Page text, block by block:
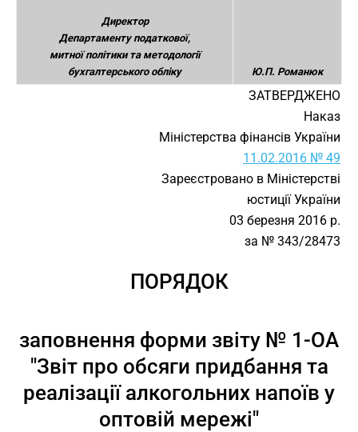
Директор
Департаменту податкової,
митної політики та методології
бухгалтерського обліку
Ю.П. Романюк
ЗАТВЕРДЖЕНО
Наказ
Міністерства фінансів України
11.02.2016 № 49
Зареєстровано в Міністерстві
юстиції України
03 березня 2016 р.
за № 343/28473
ПОРЯДОК
заповнення форми звіту № 1-ОА
"Звіт про обсяги придбання та
реалізації алкогольних напоїв у
оптовій мережі"